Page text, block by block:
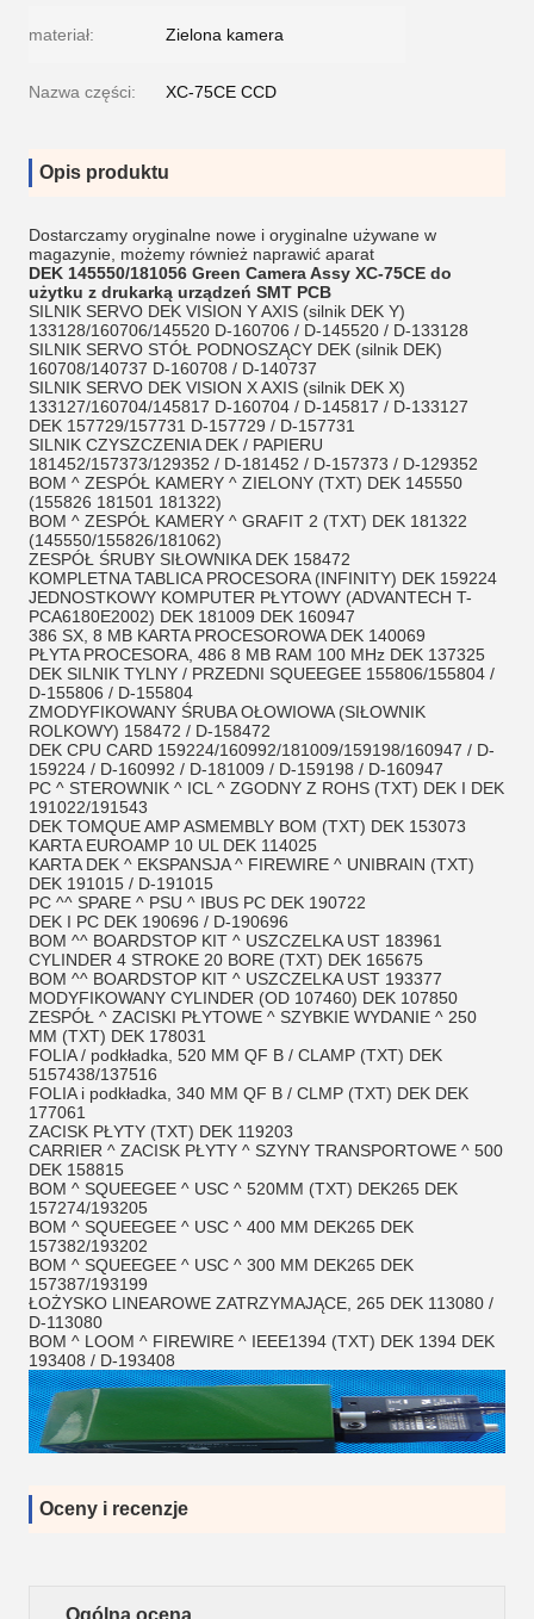
materiał: Zielona kamera
Nazwa części: XC-75CE CCD
Opis produktu
Dostarczamy oryginalne nowe i oryginalne używane w
magazynie, możemy również naprawić aparat
DEK 145550/181056 Green Camera Assy XC-75CE do
użytku z drukarką urządzeń SMT PCB
SILNIK SERVO DEK VISION Y AXIS (silnik DEK Y)
133128/160706/145520 D-160706 / D-145520 / D-133128
SILNIK SERVO STÓŁ PODNOSZĄCY DEK (silnik DEK)
160708/140737 D-160708 / D-140737
SILNIK SERVO DEK VISION X AXIS (silnik DEK X)
133127/160704/145817 D-160704 / D-145817 / D-133127
DEK 157729/157731 D-157729 / D-157731
SILNIK CZYSZCZENIA DEK / PAPIERU
181452/157373/129352 / D-181452 / D-157373 / D-129352
BOM ^ ZESPÓŁ KAMERY ^ ZIELONY (TXT) DEK 145550
(155826 181501 181322)
BOM ^ ZESPÓŁ KAMERY ^ GRAFIT 2 (TXT) DEK 181322
(145550/155826/181062)
ZESPÓŁ ŚRUBY SIŁOWNIKA DEK 158472
KOMPLETNA TABLICA PROCESORA (INFINITY) DEK 159224
JEDNOSTKOWY KOMPUTER PŁYTOWY (ADVANTECH T-
PCA6180E2002) DEK 181009 DEK 160947
386 SX, 8 MB KARTA PROCESOROWA DEK 140069
PŁYTA PROCESORA, 486 8 MB RAM 100 MHz DEK 137325
DEK SILNIK TYLNY / PRZEDNI SQUEEGEE 155806/155804 /
D-155806 / D-155804
ZMODYFIKOWANY ŚRUBA OŁOWIOWA (SIŁOWNIK
ROLKOWY) 158472 / D-158472
DEK CPU CARD 159224/160992/181009/159198/160947 / D-
159224 / D-160992 / D-181009 / D-159198 / D-160947
PC ^ STEROWNIK ^ ICL ^ ZGODNY Z ROHS (TXT) DEK I DEK
191022/191543
DEK TOMQUE AMP ASMEMBLY BOM (TXT) DEK 153073
KARTA EUROAMP 10 UL DEK 114025
KARTA DEK ^ EKSPANSJA ^ FIREWIRE ^ UNIBRAIN (TXT)
DEK 191015 / D-191015
PC ^^ SPARE ^ PSU ^ IBUS PC DEK 190722
DEK I PC DEK 190696 / D-190696
BOM ^^ BOARDSTOP KIT ^ USZCZELKA UST 183961
CYLINDER 4 STROKE 20 BORE (TXT) DEK 165675
BOM ^^ BOARDSTOP KIT ^ USZCZELKA UST 193377
MODYFIKOWANY CYLINDER (OD 107460) DEK 107850
ZESPÓŁ ^ ZACISKI PŁYTOWE ^ SZYBKIE WYDANIE ^ 250
MM (TXT) DEK 178031
FOLIA / podkładka, 520 MM QF B / CLAMP (TXT) DEK
5157438/137516
FOLIA i podkładka, 340 MM QF B / CLMP (TXT) DEK DEK
177061
ZACISK PŁYTY (TXT) DEK 119203
CARRIER ^ ZACISK PŁYTY ^ SZYNY TRANSPORTOWE ^ 500
DEK 158815
BOM ^ SQUEEGEE ^ USC ^ 520MM (TXT) DEK265 DEK
157274/193205
BOM ^ SQUEEGEE ^ USC ^ 400 MM DEK265 DEK
157382/193202
BOM ^ SQUEEGEE ^ USC ^ 300 MM DEK265 DEK
157387/193199
ŁOŻYSKO LINEAROWE ZATRZYMAJĄCE, 265 DEK 113080 /
D-113080
BOM ^ LOOM ^ FIREWIRE ^ IEEE1394 (TXT) DEK 1394 DEK
193408 / D-193408
Oceny i recenzje
Ogólna ocena